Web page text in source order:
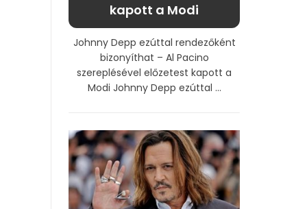
kapott a Modi
Johnny Depp ezúttal rendezőként
bizonyíthat – Al Pacino
szereplésével előzetest kapott a
Modi Johnny Depp ezúttal ...